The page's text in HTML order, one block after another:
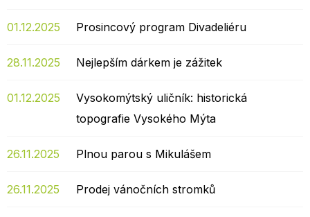
01.12.2025 Prosincový program Divadeliéru
28.11.2025 Nejlepším dárkem je zážitek
01.12.2025
Vysokomýtský uličník: historická
topografie Vysokého Mýta
26.11.2025 Plnou parou s Mikulášem
26.11.2025 Prodej vánočních stromků